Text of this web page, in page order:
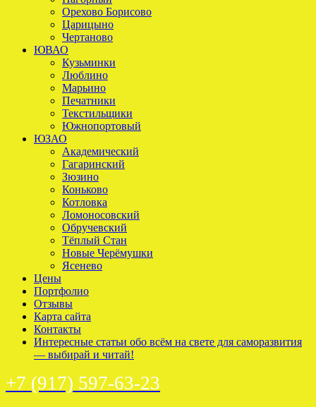
Орехово Борисово
Царицыно
Чертаново
ЮВАО
Кузьминки
Люблино
Марьино
Печатники
Текстильщики
Южнопортовый
ЮЗАО
Академический
Гагаринский
Зюзино
Коньково
Котловка
Ломоносовский
Обручевский
Тёплый Стан
Новые Черёмушки
Ясенево
Цены
Портфолио
Отзывы
Карта сайта
Контакты
Интересные статьи обо всём на свете для саморазвития
— выбирай и читай!
+7 (917) 597-63-23